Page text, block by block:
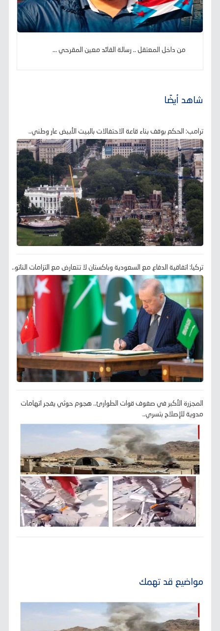
من داخل المعتقل .. رسالة القائد معين المقرحي ...
شاهد أيضًا
ترامب: الحكم بوقف بناء قاعة الاحتفالات بالبيت الأبيض عار وطني..
تركيا: اتفاقية الدفاع مع السعودية وباكستان لا تتعارض مع التزامات الناتو..
المجزرة الأكبر في صفوف قوات الطوارئ.. هجوم حوثي يفجر اتهامات
مدوية للإصلاح بتسري..
مواضيع قد تهمك